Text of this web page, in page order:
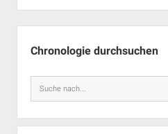
Chronologie durchsuchen